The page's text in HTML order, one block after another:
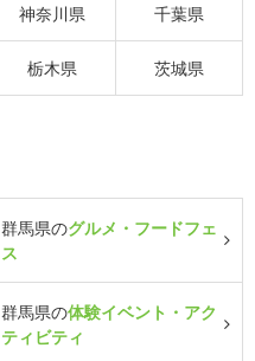
神奈川県 千葉県
栃木県 茨城県
群馬県のグルメ・フードフェ
ス
群馬県の体験イベント・アク
ティビティ